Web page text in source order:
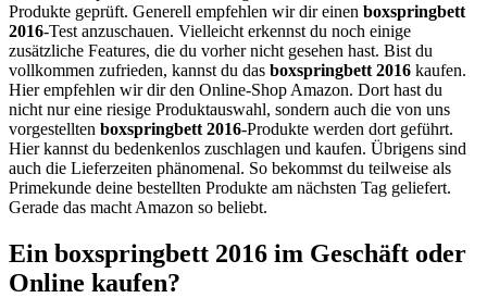
Produkte geprüft. Generell empfehlen wir dir einen boxspringbett
2016-Test anzuschauen. Vielleicht erkennst du noch einige
zusätzliche Features, die du vorher nicht gesehen hast. Bist du
vollkommen zufrieden, kannst du das boxspringbett 2016 kaufen.
Hier empfehlen wir dir den Online-Shop Amazon. Dort hast du
nicht nur eine riesige Produktauswahl, sondern auch die von uns
vorgestellten boxspringbett 2016-Produkte werden dort geführt.
Hier kannst du bedenkenlos zuschlagen und kaufen. Übrigens sind
auch die Lieferzeiten phänomenal. So bekommst du teilweise als
Primekunde deine bestellten Produkte am nächsten Tag geliefert.
Gerade das macht Amazon so beliebt.
Ein boxspringbett 2016 im Geschäft oder
Online kaufen?